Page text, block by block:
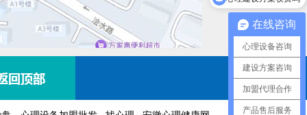
在线咨询
心理设备咨询
建设方案咨询
加盟代理合作
产品售后服务